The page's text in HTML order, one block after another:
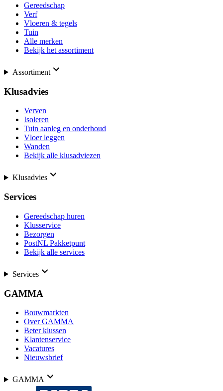
Gereedschap
Verf
Vloeren & tegels
Tuin
Alle merken
Bekijk het assortiment
Assortiment
Klusadvies
Verven
Isoleren
Tuin aanleg en onderhoud
Vloer leggen
Wanden
Bekijk alle klusadviezen
Klusadvies
Services
Gereedschap huren
Klusservice
Bezorgen
PostNL Pakketpunt
Bekijk alle services
Services
GAMMA
Bouwmarkten
Over GAMMA
Beter klussen
Klantenservice
Vacatures
Nieuwsbrief
GAMMA